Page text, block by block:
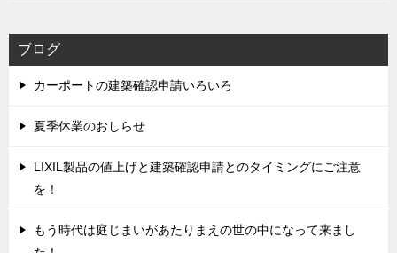
ブログ
カーポートの建築確認申請いろいろ
夏季休業のおしらせ
LIXIL製品の値上げと建築確認申請とのタイミングにご注意
を！
もう時代は庭じまいがあたりまえの世の中になって来まし